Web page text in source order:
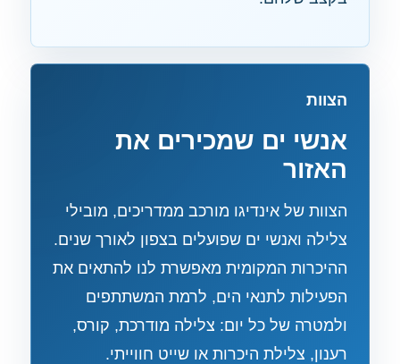
הצוות
אנשי ים שמכירים את
האזור
הצוות של אינדיגו מורכב ממדריכים, מובילי
צלילה ואנשי ים שפועלים בצפון לאורך שנים.
ההיכרות המקומית מאפשרת לנו להתאים את
הפעילות לתנאי הים, לרמת המשתתפים
ולמטרה של כל יום: צלילה מודרכת, קורס,
רענון, צלילת היכרות או שייט חווייתי.